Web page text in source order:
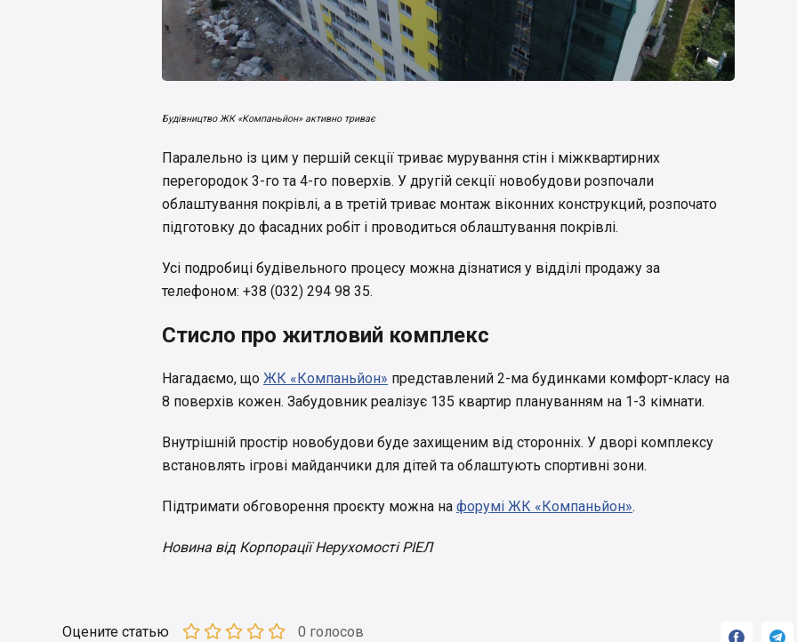
Будівництво ЖК «Компаньйон» активно триває
Паралельно із цим у першій секції триває мурування стін і міжквартирних
перегородок 3-го та 4-го поверхів. У другій секції новобудови розпочали
облаштування покрівлі, а в третій триває монтаж віконних конструкций, розпочато
підготовку до фасадних робіт і проводиться облаштування покрівлі.
Усі подробиці будівельного процесу можна дізнатися у відділі продажу за
телефоном: +38 (032) 294 98 35.
Стисло про житловий комплекс
Нагадаємо, що ЖК «Компаньйон» представлений 2-ма будинками комфорт-класу на
8 поверхів кожен. Забудовник реалізує 135 квартир плануванням на 1-3 кімнати.
Внутрішній простір новобудови буде захищеним від сторонніх. У дворі комплексу
встановлять ігрові майданчики для дітей та облаштують спортивні зони.
Підтримати обговорення проєкту можна на форумі ЖК «Компаньйон».
Новина від Корпорації Нерухомості РІЕЛ
Оцените статью 0 голосов  